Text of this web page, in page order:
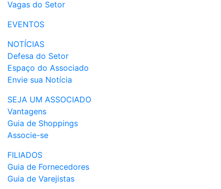
Vagas do Setor
EVENTOS
NOTÍCIAS
Defesa do Setor
Espaço do Associado
Envie sua Notícia
SEJA UM ASSOCIADO
Vantagens
Guia de Shoppings
Associe-se
FILIADOS
Guia de Fornecedores
Guia de Varejistas